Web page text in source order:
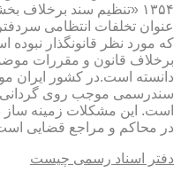
۱۳۵۴ «تنظیم سند برخلاف
عنوان تخلفات انتظامی
که مورد نظر قانونگذار
برخلاف قانون و مقررات
دانسته است.در کشور ایران
سندرسمی موجب روی گردانی
است. این مشکلات زمینه
در محاکم و مراجع قضایی
دفتر اسناد رسمی چیست